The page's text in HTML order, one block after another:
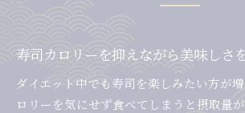
寿司カロリーを抑えながら美味しさ
ダイエット中でも寿司を楽しみたい方が
ロリーを気にせず食べてしまうと摂取量